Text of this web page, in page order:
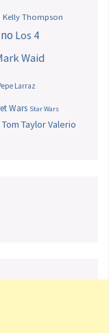
Kelly Thompson
Los 4
Waid
Larraz
Wars Star Wars
Tom TaylorValerio